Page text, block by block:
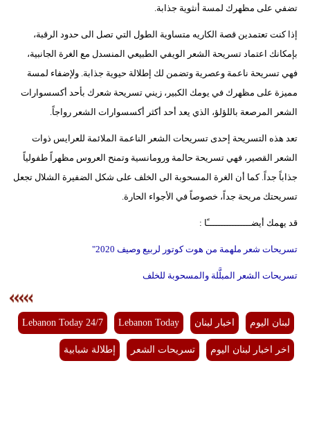
تضفي على مظهرك لمسة أنثوية جذابة.
إذا كنت تعتمدين قصة الكاريه متساوية الطول التي تصل الى حدود الرقبة،
بإمكانك اعتماد تسريحة الشعر الويفي الطبيعي المنسدل مع الغرة الجانبية،
فهي تسريحة ناعمة وعصرية وتضمن لك إطلالة حيوية جذابة. ولإضفاء لمسة
مميزة على مظهرك في يومك الكبير، زيني تسريحة شعرك بأحد أكسسوارات
الشعر المرصعة باللؤلؤ، الذي يعد أحد أكثر أكسسوارات الشعر رواجاً.
تعد هذه التسريحة إحدى تسريحات الشعر الناعمة الملائمة للعرايس ذوات
الشعر القصير، فهي تسريحة حالمة ورومانسية وتمنح العروس مظهراً طفولياً
جذاباً جداً. كما أن الغرة المسحوبة الى الخلف على شكل الضفيرة الشلال تجعل
تسريحتك مريحة جداً، خصوصاً في الأجواء الحارة.
قد يهمك أيضــــــــــــــــًا :
تسريحات شعر ملهمة من هوت كوتور لربيع وصيف 2020"
تسريحات الشعر المبلَّلة والمسحوبة للخلف
لبنان اليوم اخبار لبنان Lebanon Today
Lebanon Today 24/7
اخر اخبار لبنان اليوم تسريحات الشعر إطلالة شبابية